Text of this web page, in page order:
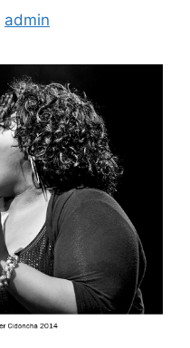
admin